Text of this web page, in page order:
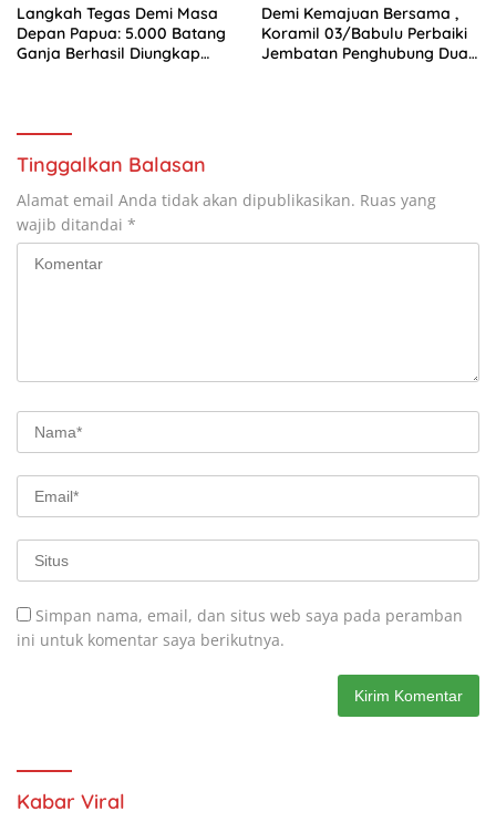
Langkah Tegas Demi Masa
Depan Papua: 5.000 Batang
Ganja Berhasil Diungkap
Demi Kemajuan Bersama ,
Koramil 03/Babulu Perbaiki
Jembatan Penghubung Dua
Tinggalkan Balasan
Alamat email Anda tidak akan dipublikasikan. Ruas yang
wajib ditandai *
Simpan nama, email, dan situs web saya pada peramban
ini untuk komentar saya berikutnya.
Kabar Viral